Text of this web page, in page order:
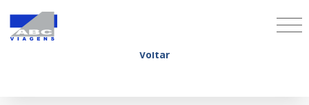
Grupo diroma
Voltar